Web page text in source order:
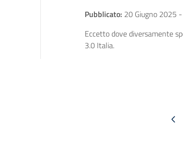
Pubblicato: 20 Giugno 2025 -
Eccetto dove diversamente
3.0 Italia.
Pagina